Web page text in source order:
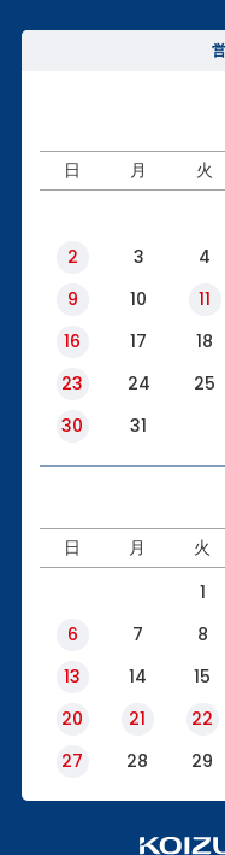
日 月 火
2
3 4
9
10 11
16
17 18
23
24 25
30
31
日 月 火
1
6
7 8
13
14 15
20
21 22
27
28 29